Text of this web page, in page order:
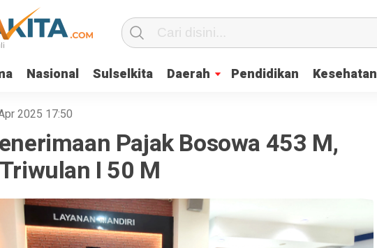
Nasional Sulselkita Daerah Pendidikan Kesehatan
2025 17:50
Pajak Bosowa 453 M,
I 50 M